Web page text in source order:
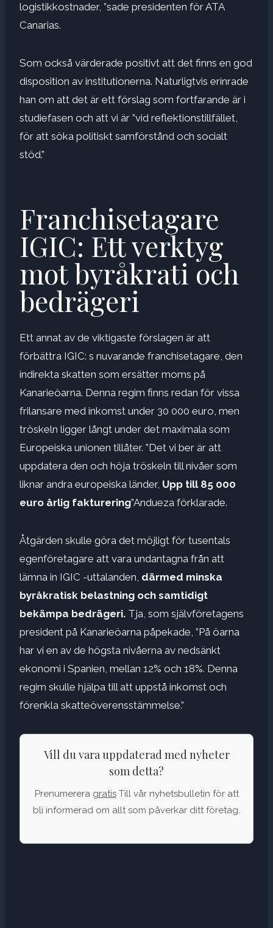
logistikkostnader, ”sade presidenten för ATA
Canarias.
Som också värderade positivt att det finns en god
disposition av institutionerna. Naturligtvis erinrade
han om att det är ett förslag som fortfarande är i
studiefasen och att vi är ”vid reflektionstillfället,
för att söka politiskt samförstånd och socialt
stöd.”
Franchisetagare
IGIC: Ett verktyg
mot byråkrati och
bedrägeri
Ett annat av de viktigaste förslagen är att
förbättra IGIC: s nuvarande franchisetagare, den
indirekta skatten som ersätter moms på
Kanarieöarna. Denna regim finns redan för vissa
frilansare med inkomst under 30 000 euro, men
tröskeln ligger långt under det maximala som
Europeiska unionen tillåter. ”Det vi ber är att
uppdatera den och höja tröskeln till nivåer som
liknar andra europeiska länder, Upp till 85 000
euro årlig fakturering”Andueza förklarade.
Åtgärden skulle göra det möjligt för tusentals
egenföretagare att vara undantagna från att
lämna in IGIC -uttalanden, därmed minska
byråkratisk belastning och samtidigt
bekämpa bedrägeri. Tja, som självföretagens
president på Kanarieöarna påpekade, ”På öarna
har vi en av de högsta nivåerna av nedsänkt
ekonomi i Spanien, mellan 12% och 18%. Denna
regim skulle hjälpa till att uppstå inkomst och
förenkla skatteöverensstämmelse.”
Vill du vara uppdaterad med nyheter
som detta?
Prenumerera gratisTill vår nyhetsbulletin för att
bli informerad om allt som påverkar ditt företag.